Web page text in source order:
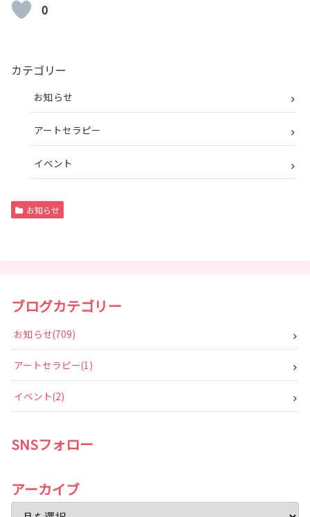
0
カテゴリー
お知らせ
アートセラピー
イベント
お知らせ
ブログカテゴリー
お知らせ 709
アートセラピー 1
イベント 2
SNSフォロー
アーカイブ